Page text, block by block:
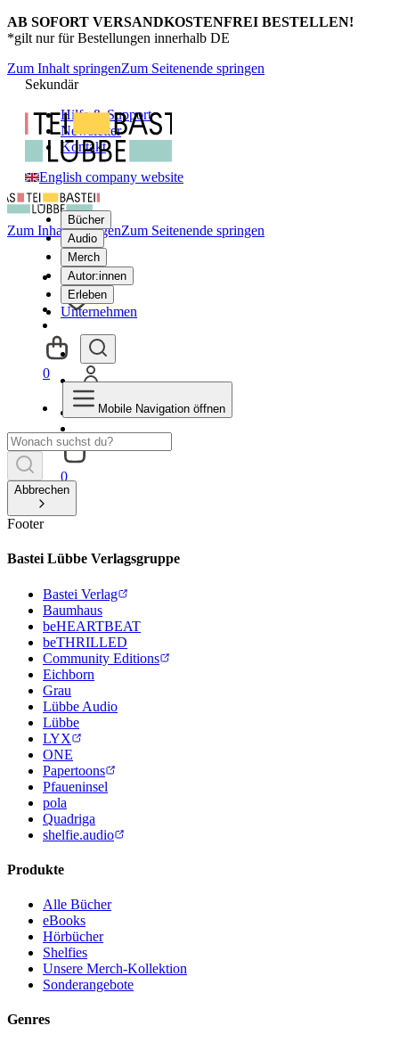
AB SOFORT VERSANDKOSTENFREI BESTELLEN!
*gilt nur für Bestellungen innerhalb DE
Zum Inhalt springenZum Seitenende springen
Sekundär
Hilfe & Support
Newsletter
Kontakt
English company website
Bücher
Audio
Merch
Autor:innen
Erleben
Unternehmen
0
Zum Inhalt springenZum Seitenende springen
0
Mobile Navigation öffnen
Abbrechen
Footer
Bastei Lübbe Verlagsgruppe
Bastei Verlag
Baumhaus
beHEARTBEAT
beTHRILLED
Community Editions
Eichborn
Grau
Lübbe Audio
Lübbe
LYX
ONE
Papertoons
Pfaueninsel
pola
Quadriga
shelfie.audio
Produkte
Alle Bücher
eBooks
Hörbücher
Shelfies
Unsere Merch-Kollektion
Sonderangebote
Genres